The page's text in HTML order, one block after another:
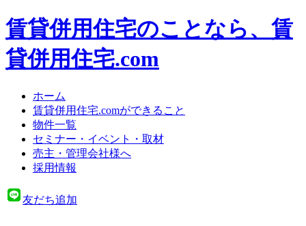
賃貸併用住宅のことなら、賃
貸併用住宅.com
ホーム
賃貸併用住宅.comができること
物件一覧
セミナー・イベント・取材
売主・管理会社様へ
採用情報
友だち追加